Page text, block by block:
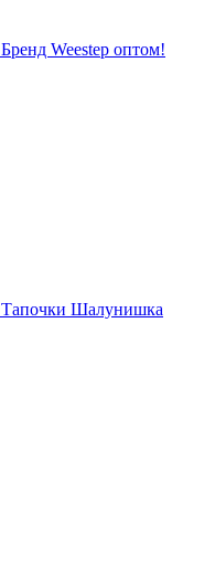
Бренд Weestep оптом!
Тапочки Шалунишка